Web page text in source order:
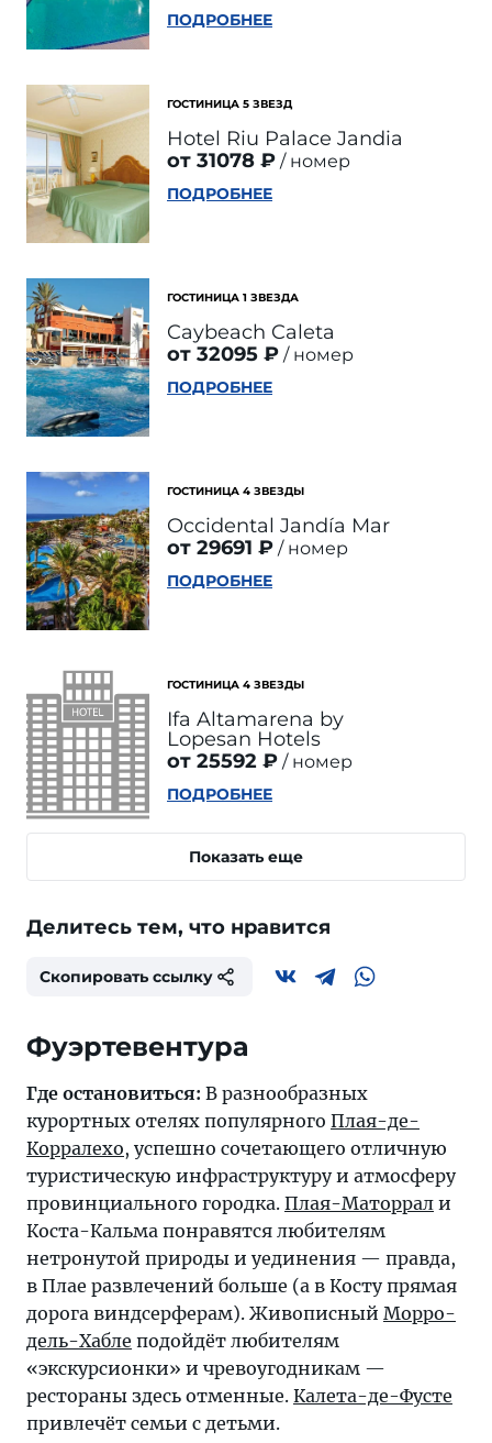
ПОДРОБНЕЕ
ГОСТИНИЦА 5 ЗВЕЗД
Hotel Riu Palace Jandia
от 31078 ₽
номер
ПОДРОБНЕЕ
ГОСТИНИЦА 1 ЗВЕЗДА
Caybeach Caleta
от 32095 ₽
номер
ПОДРОБНЕЕ
ГОСТИНИЦА 4 ЗВЕЗДЫ
Occidental Jandía Mar
от 29691 ₽
номер
ПОДРОБНЕЕ
ГОСТИНИЦА 4 ЗВЕЗДЫ
Ifa Altamarena by
Lopesan Hotels
от 25592 ₽
номер
ПОДРОБНЕЕ
Показать еще
Делитесь тем, что нравится
Скопировать ссылку
Фуэртевентура
Где остановиться: В разнообразных
курортных отелях популярного Плая-де-
Корралехо, успешно сочетающего отличную
туристическую инфраструктуру и атмосферу
провинциального городка. Плая-Маторрал и
Коста-Кальма понравятся любителям
нетронутой природы и уединения — правда,
в Плае развлечений больше (а в Косту прямая
дорога виндсерферам). Живописный Морро-
дель-Хабле подойдёт любителям
«экскурсионки» и чревоугодникам —
рестораны здесь отменные. Калета-де-Фусте
привлечёт семьи с детьми.